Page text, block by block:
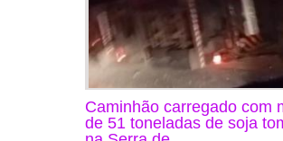
Caminhão carregado com
de 51 toneladas de soja